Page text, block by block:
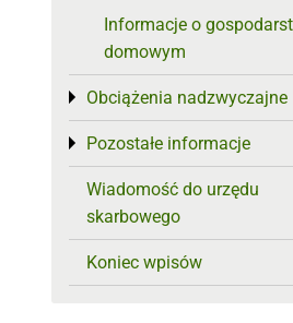
Informacje o
domowym
Obciążenia nadzwyczajne
Toggle menu
Pozostałe informacje
Toggle menu
Wiadomość do urzędu
skarbowego
Koniec wpisów